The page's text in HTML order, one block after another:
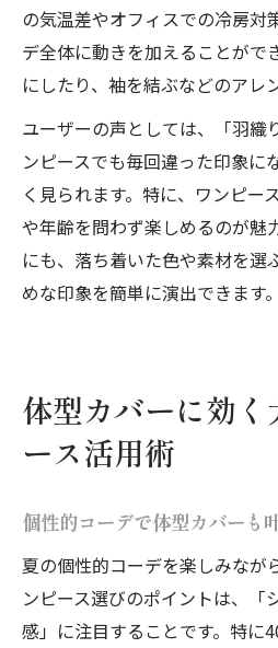
の気温差やオフィスでの冷房対
デ全体に動きを加えることがで
にしたり、袖を結ぶなどのアレ
ユーザーの声としては、「羽織
ンピースでも毎回違った印象に
く見られます。特に、ワンピー
や年齢を問わず楽しめるのが魅
にも、落ち着いた色や素材を選
めな印象を簡単に演出できます。
体型カバーに効く
ース活用術
個性的コーデで体型カバーも
夏の個性的コーデを楽しみなが
ンピース選びのポイントは、「
感」に注目することです。特に